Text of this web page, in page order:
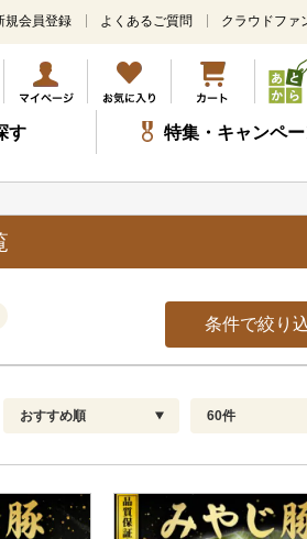
メ
ン
コ
ン
テ
ツ
ッ
規会員登録 よくあるご質問 クラウドファ
す 特集・キャンペ
条件で絞り
解除 配送指定
お届け日時指定可
お届け時間帯指定可
発送される月指定可
おすすめ順
新着順
レビュー件数順
60件
60
90